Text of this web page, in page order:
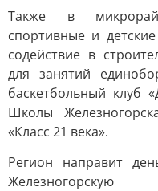
Также в
спортивные и
содействие в
для занятий
баскетбольный клуб
Школы
«Класс 21 века».
Регион направит